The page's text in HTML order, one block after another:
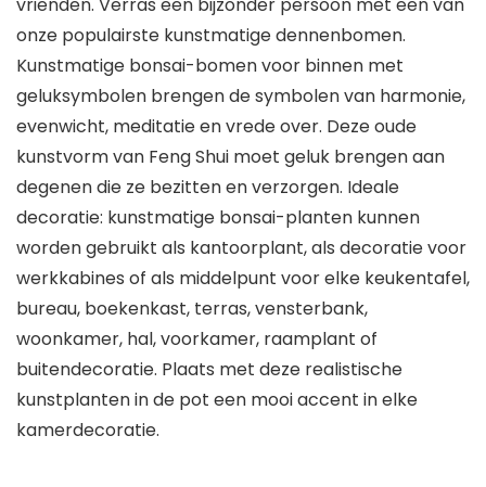
vrienden. Verras een bijzonder persoon met een van
onze populairste kunstmatige dennenbomen.
Kunstmatige bonsai-bomen voor binnen met
geluksymbolen brengen de symbolen van harmonie,
evenwicht, meditatie en vrede over. Deze oude
kunstvorm van Feng Shui moet geluk brengen aan
degenen die ze bezitten en verzorgen. Ideale
decoratie: kunstmatige bonsai-planten kunnen
worden gebruikt als kantoorplant, als decoratie voor
werkkabines of als middelpunt voor elke keukentafel,
bureau, boekenkast, terras, vensterbank,
woonkamer, hal, voorkamer, raamplant of
buitendecoratie. Plaats met deze realistische
kunstplanten in de pot een mooi accent in elke
kamerdecoratie.